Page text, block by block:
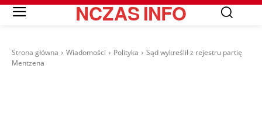
NCZASINFO
Strona główna Wiadomości Polityka
Sąd wykreślił z rejestru partię
Mentzena